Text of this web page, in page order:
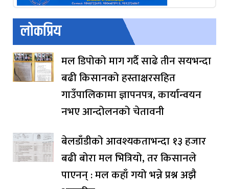
लोकप्रिय
मल डिपोको माग गर्दै साढे तीन सयभन्दा
बढी किसानको हस्ताक्षरसहित
गाउँपालिकामा ज्ञापनपत्र, कार्यान्वयन
नभए आन्दोलनको चेतावनी
बेलडाँडीको आवश्यकताभन्दा १३ हजार
बढी बोरा मल भित्रियो, तर किसानले
पाएनन् : मल कहाँ गयो भन्ने प्रश्न अझै